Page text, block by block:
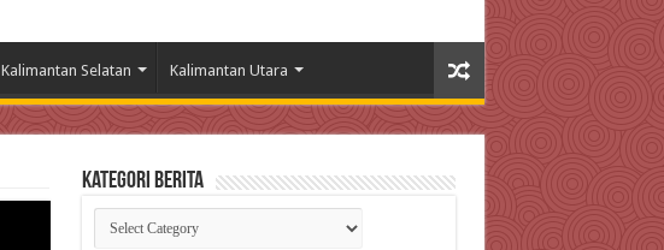
Kalimantan Selatan Kalimantan Utara
Kategori Berita
Kategori
Berita